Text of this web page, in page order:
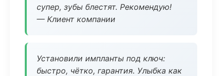
супер, зубы блестят. Рекомендую!
— Клиент компании
Установили импланты под ключ:
быстро, чётко, гарантия. Улыбка как